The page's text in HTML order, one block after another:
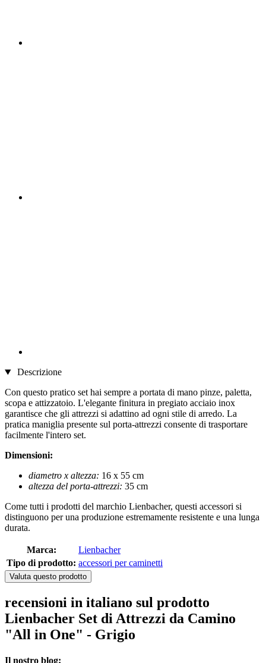
Descrizione
Con questo pratico set hai sempre a portata di mano pinze, paletta,
scopa e attizzatoio. L'elegante finitura in pregiato acciaio inox
garantisce che gli attrezzi si adattino ad ogni stile di arredo. La
pratica maniglia presente sul porta-attrezzi consente di trasportare
facilmente l'intero set.
Dimensioni:
diametro x altezza: 16 x 55 cm
altezza del porta-attrezzi: 35 cm
Come tutti i prodotti del marchio Lienbacher, questi accessori si
distinguono per una produzione estremamente resistente e una lunga
durata.
Marca:
Lienbacher
Tipo di prodotto: accessori per caminetti
Valuta questo prodotto
recensioni in italiano sul prodotto
Lienbacher Set di Attrezzi da Camino
"All in One" - Grigio
Il nostro blog: